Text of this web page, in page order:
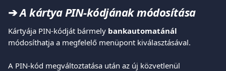
➔ A kártya PIN-kódjának módosítása
Kártyája PIN-kódját bármely bankautomatánál
módosíthatja a megfelelő menüpont kiválasztásával.
A PIN-kód megváltoztatása után az új közvetlenül